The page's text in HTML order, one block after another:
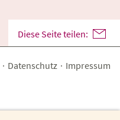
Diese Seite teilen:
· Datenschutz · Impressum